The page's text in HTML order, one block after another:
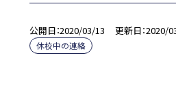
公開日 2020/03/13 更新日 2020/
休校中の連絡